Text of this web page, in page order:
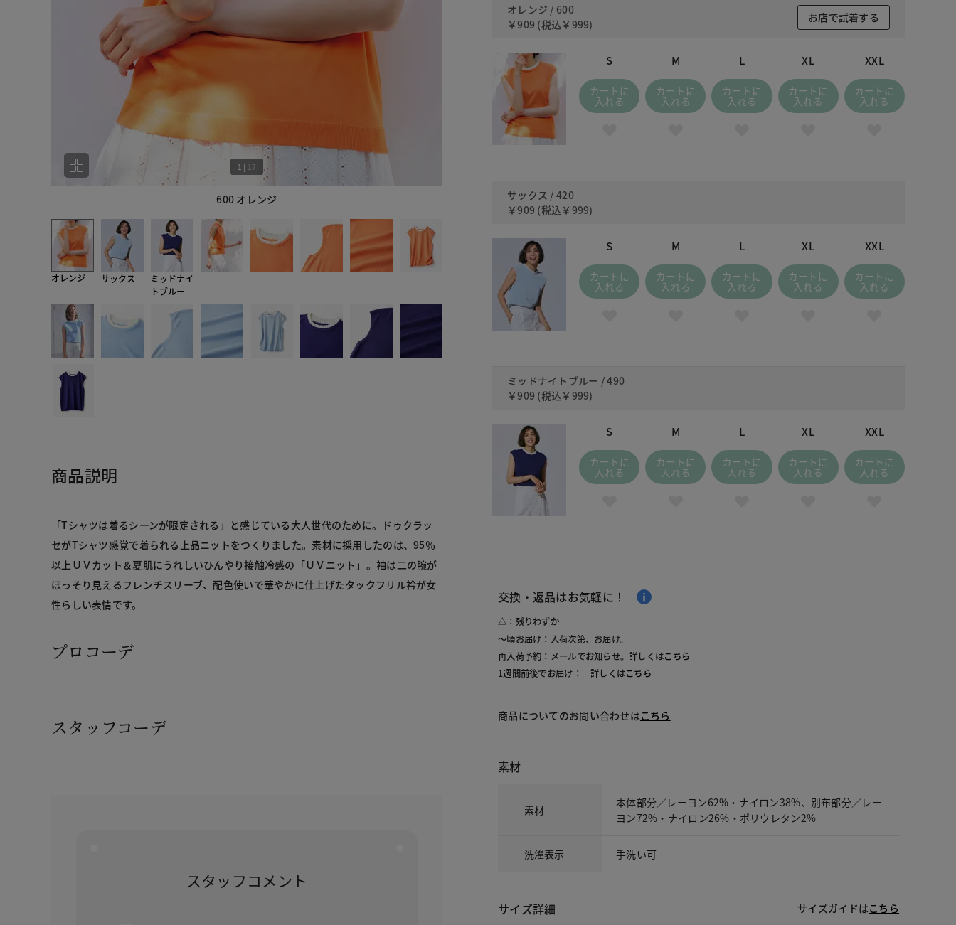
600 オレンジ
1 | 17
オレンジ サックス
ミッドナイ
トブルー
商品説明
「Tシャツは着るシーンが限定される」と感じている大人世代のために。ドゥクラッ
セがTシャツ感覚で着られる上品ニットをつくりました。素材に採用したのは、95％
以上ＵＶカット＆夏肌にうれしいひんやり接触冷感の「ＵＶニット」。袖は二の腕が
ほっそり見えるフレンチスリーブ、配色使いで華やかに仕上げたタックフリル衿が女
性らしい表情です。
プロコーデ
スタッフコーデ
スタッフコメント
オレンジ / 600
￥909 (税込 ￥999)
お店で試着する
S
カートに
入れる
M
カートに
入れる
L
カートに
入れる
XL
カートに
入れる
XXL
カートに
入れる
サックス / 420
￥909 (税込 ￥999)
S
カートに
入れる
M
カートに
入れる
L
カートに
入れる
XL
カートに
入れる
XXL
カートに
入れる
ミッドナイトブルー / 490
￥909 (税込 ￥999)
S
カートに
入れる
M
カートに
入れる
L
カートに
入れる
XL
カートに
入れる
XXL
カートに
入れる
交換・返品はお気軽に！
△：残りわずか
～頃お届け：入荷次第、お届け。
再入荷予約：メールでお知らせ。詳しくはこちら
1週間前後でお届け： 詳しくはこちら
商品についてのお問い合わせはこちら
素材
素材
本体部分／レーヨン62%・ナイロン38%、別布部分／レー
ヨン72%・ナイロン26%・ポリウレタン2%
洗濯表示 手洗い可
サイズ詳細 サイズガイドはこちら